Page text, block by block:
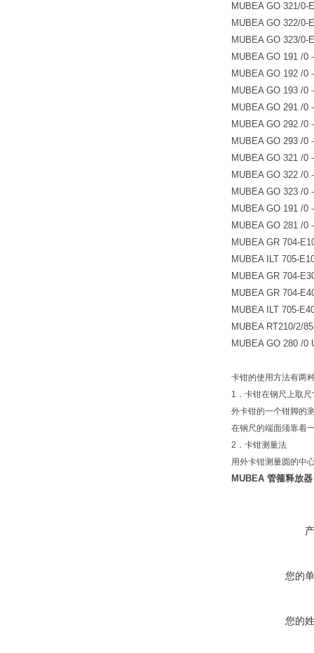
MUBEA GO 321/0-
MUBEA GO 322/0-
MUBEA GO 323/0-
MUBEA GO 191 /0
MUBEA GO 192 /0
MUBEA GO 193 /0
MUBEA GO 291 /0
MUBEA GO 292 /0
MUBEA GO 293 /0
MUBEA GO 321 /0
MUBEA GO 322 /0
MUBEA GO 323 /0
MUBEA GO 191 /0
MUBEA GO 281 /0
MUBEA GR 704-
MUBEA ILT 705-
MUBEA GR 704-
MUBEA GR 704-
MUBEA ILT 705-
MUBEA RT210/2/
MUBEA GO 280 /0
卡钳的使用方法有两
1．卡钳在钢尺上取尺
外卡钳的一个钳脚的
在钢尺的端面须靠着
2．卡钳测量法
用外卡钳测量圆的中
MUBEA 管箍释放
您的
您的